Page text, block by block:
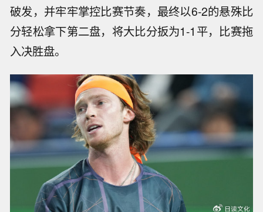
破发，并牢牢掌控比赛节奏，最终以6-2的悬殊比
分轻松拿下第二盘，将大比分扳为1-1平，比赛拖
入决胜盘。